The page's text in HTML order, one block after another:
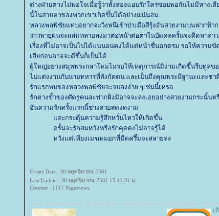
ต่างฝ่ายต่างไม่พอใจเมื่อรู้ว่าทั้งสองแอบรักใคร่ชอบพอกันไม่มีทางเ
นี้ในสายตาของพวกเขาเกิดขึ้นได้อย่างแน่นอน
หลวงพลพิชัยแทบอยากจะวิ่งหนีเข้าป่าเมื่อสีรุ้งอันสวยงามบนฟากฟ้
ราวพายุฝนจะถล่มทลายลงมาต่อหน้าต่อตาในบัดดลครั้นจะคิดพาสาว
เรื่องที่ไม่อาจเป็นไปได้แน่นอนคงได้แต่หน้าชื่นอกตรม รอให้ความ
เสียก่อนอาจจะดีขึ้นก็เป็นได้
ผู้ใหญ่อย่างสมุหพระกลาโหมไม่รอให้เหตุการณ์มิงามเกิดขึ้นรีบทูลข
ไปแต่งงานกับนายทหารที่สังกัดตน และเป็นถึงคุณพระมีฐานะและชา
รักแรกพบของหลวงพลพิชัยจะจบลงง่าย ๆเช่นนี้เหรอ
รักต่างขั้วของศัตรูคนละฟากฝั่งมิอาจจะลงเอยอย่างสวยงามกระนั้นห
อันความรักครั้งแรกนี้ช่างสวยสดงดงาม
ละกระตุ้นความรู้สึกหวั่นไหวให้เกิดขึ้น
ครั้นจะรักสมหวังหรือรักคุดคงไม่อาจรู้ได้
หวังแต่เพียงเมฆหมอกที่มืดครึ้มจะสลายลง
Create Date : 30 พฤศจิกายน 2561
Last Update : 30 พฤศจิกายน 2561 15:41:31 น.
Counter : 1117 Pageviews.
เ